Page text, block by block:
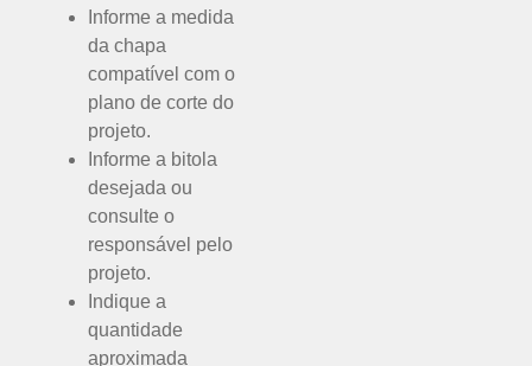
Informe a medida
da chapa
compatível com o
plano de corte do
projeto.
Informe a bitola
desejada ou
consulte o
responsável pelo
projeto.
Indique a
quantidade
aproximada